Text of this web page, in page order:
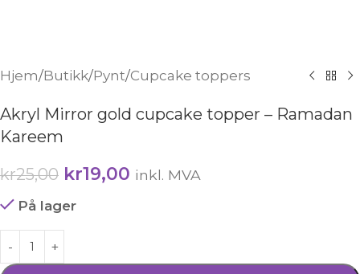
Hjem/Butikk/Pynt/Cupcake toppers
Akryl Mirror gold cupcake topper – Ramadan
Kareem
kr25,00 kr19,00 inkl. MVA
På lager